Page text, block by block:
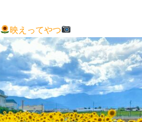
映えってやつ